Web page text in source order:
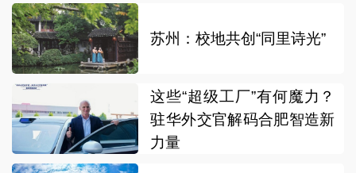
苏州：校地共创“同里诗光”
这些“超级工厂”有何魔力？
驻华外交官解码合肥智造新
力量